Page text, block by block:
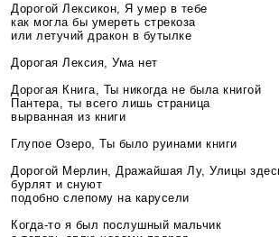
Дорогой Лексикон, Я умер в тебе
как могла бы умереть стрекоза
или летучий дракон в бутылке
Дорогая Лексия, Ума нет
Дорогая Книга, Ты никогда не была книгой
Пантера, ты всего лишь страница
вырванная из книги
Глупое Озеро, Ты было руинами книги
Дорогой Мерлин, Дражайшая Лу, Улицы
бурлят и снуют
подобно слепому на карусели
Когда-то я был послушный мальчик